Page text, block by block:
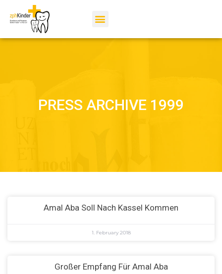
PRESS ARCHIVE 1999
Amal Aba Soll Nach Kassel Kommen
1. February 2018
Großer Empfang Für Amal Aba